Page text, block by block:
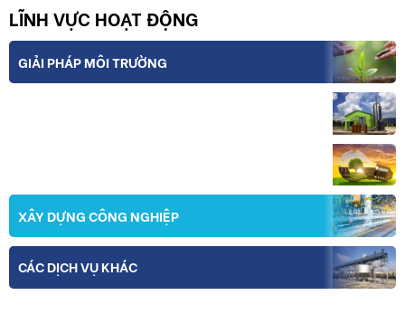
LĨNH VỰC HOẠT ĐỘNG
GIẢI PHÁP MÔI TRƯỜNG
XÂY DỰNG CÔNG NGHIỆP
CÁC DỊCH VỤ KHÁC